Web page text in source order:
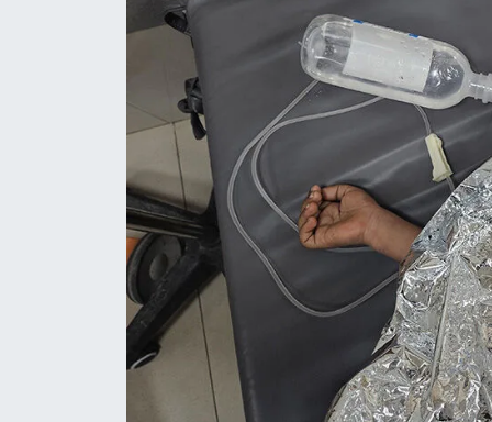
Gümüşhane Müftülüğü
Hakkari Müftülüğü
Hatay Müftülüğü
Iğdır Müftülüğü
Isparta Müftülüğü
İstanbul Müftülüğü
İzmir Müftülüğü
Kahramanmaraş Müftülüğü